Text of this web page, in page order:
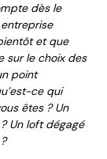
dès le
et que
sur le choix des
point
ce qui
êtes ? Un
Un loft dégagé